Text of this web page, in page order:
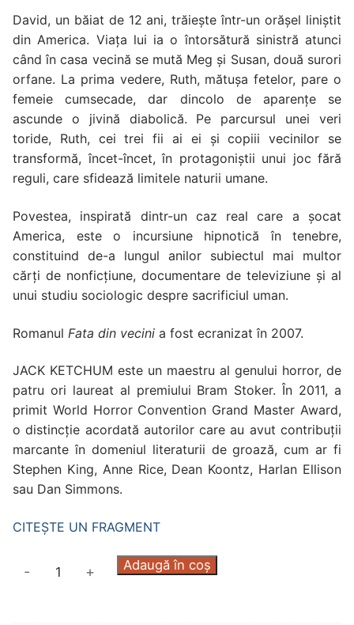
David, un băiat de 12 ani, trăiește într-un orășel liniștit
din America. Viața lui ia o întorsătură sinistră atunci
când în casa vecină se mută Meg și Susan, două surori
orfane. La prima vedere, Ruth, mătușa fetelor, pare o
femeie cumsecade, dar dincolo de aparențe se
ascunde o jivină diabolică. Pe parcursul unei veri
toride, Ruth, cei trei fii ai ei și copiii vecinilor se
transformă, încet-încet, în protagoniștii unui joc fără
reguli, care sfidează limitele naturii umane.
Povestea, inspirată dintr-un caz real care a șocat
America, este o incursiune hipnotică în tenebre,
constituind de-a lungul anilor subiectul mai multor
cărți de nonficțiune, documentare de televiziune și al
unui studiu sociologic despre sacrificiul uman.
Romanul Fata din vecini a fost ecranizat în 2007.
JACK KETCHUM este un maestru al genului horror, de
patru ori laureat al premiului Bram Stoker. În 2011, a
primit World Horror Convention Grand Master Award,
o distincție acordată autorilor care au avut contribuții
marcante în domeniul literaturii de groază, cum ar fi
Stephen King, Anne Rice, Dean Koontz, Harlan Ellison
sau Dan Simmons.
CITEȘTE UN FRAGMENT
Cantitate
- + Adaugă în coș